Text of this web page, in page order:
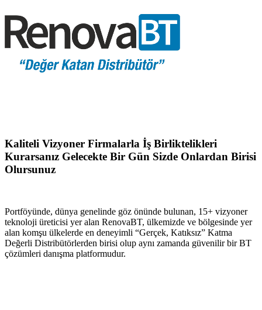
Kaliteli Vizyoner Firmalarla İş Birliktelikleri
Kurarsanız Gelecekte Bir Gün Sizde Onlardan Birisi
Olursunuz
Portföyünde, dünya genelinde göz önünde bulunan, 15+ vizyoner
teknoloji üreticisi yer alan RenovaBT, ülkemizde ve bölgesinde yer
alan komşu ülkelerde en deneyimli “Gerçek, Katıksız” Katma
Değerli Distribütörlerden birisi olup aynı zamanda güvenilir bir BT
çözümleri danışma platformudur.